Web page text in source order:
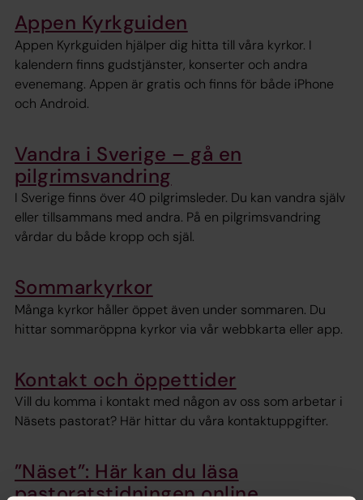
Appen Kyrkguiden
Appen Kyrkguiden hjälper dig hitta till våra kyrkor. I
kalendern finns gudstjänster, konserter och andra
evenemang. Appen är gratis och finns för både iPhone
och Android.
Vandra i Sverige – gå en
pilgrimsvandring
I Sverige finns över 40 pilgrimsleder. Du kan vandra själv
eller tillsammans med andra. På en pilgrimsvandring
vårdar du både kropp och själ.
Sommarkyrkor
Många kyrkor håller öppet även under sommaren. Du
hittar sommaröppna kyrkor via vår webbkarta eller app.
Kontakt och öppettider
Vill du komma i kontakt med någon av oss som arbetar i
Näsets pastorat? Här hittar du våra kontaktuppgifter.
”Näset”: Här kan du läsa
pastoratstidningen online